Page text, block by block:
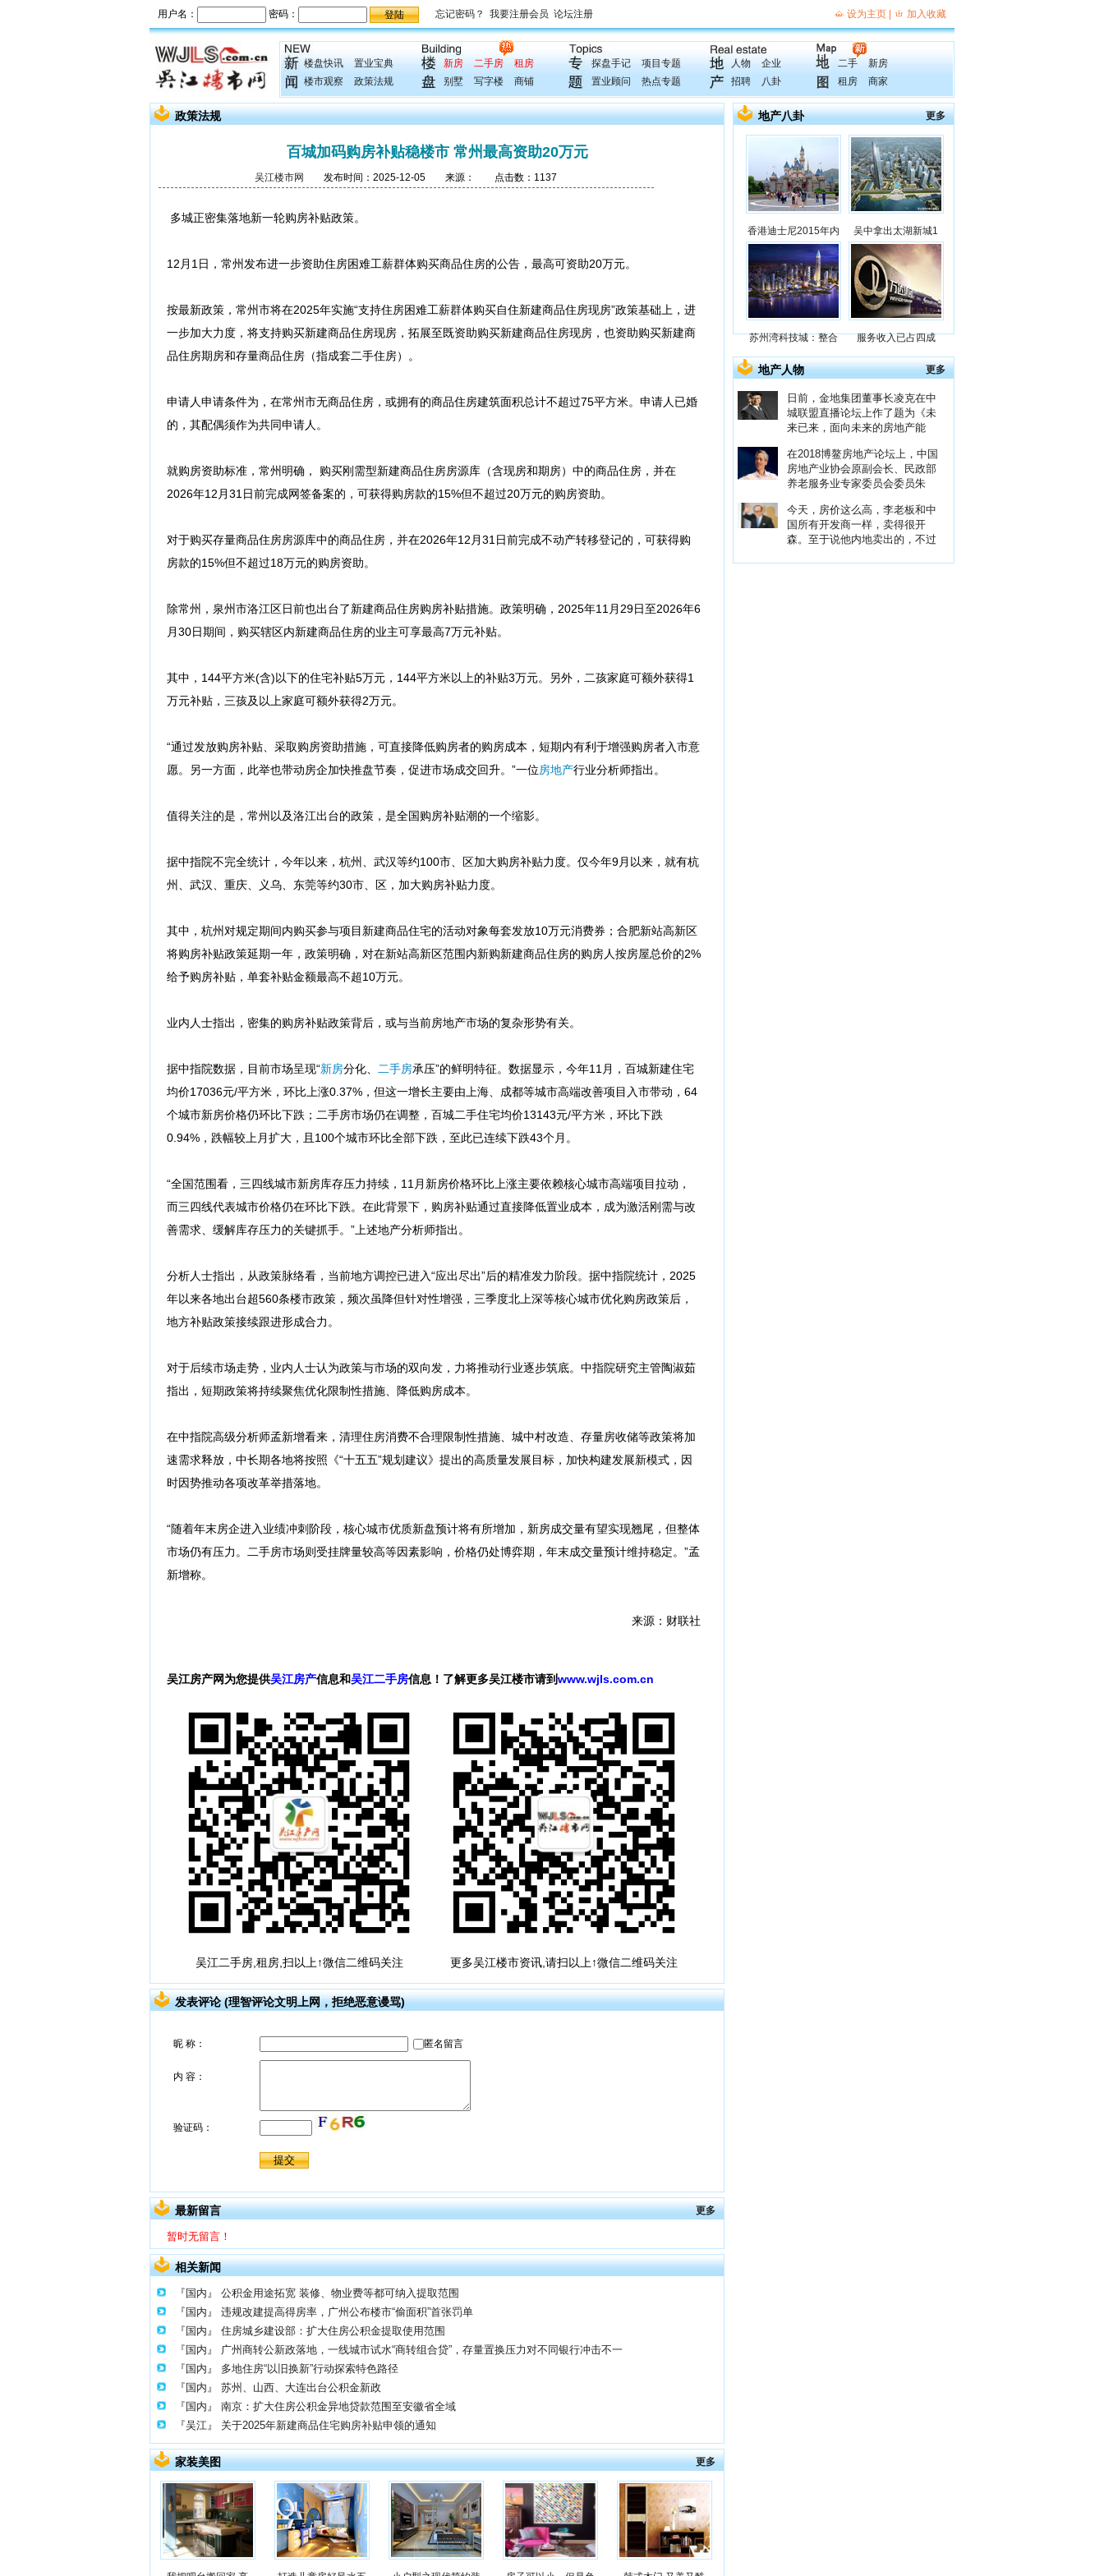
楼盘快讯
置业宝典
楼市观察
政策法规
新房 二手房
租房
别墅
写字楼 商铺
探盘手记
项目专题
置业顾问
热点专题
人物
企业
招聘
八卦
二手
新房
租房
商家
政策法规
百城加码购房补贴稳楼市 常州最高资助20万元
吴江楼市网 发布时间：2025-12-05 来源： 点击数：1137
多城正密集落地新一轮购房补贴政策。
12月1日，常州发布进一步资助住房困难工薪群体购买商品住房的公告，最高可资助20万元。
按最新政策，常州市将在2025年实施“支持住房困难工薪群体购买自住新建商品住房现房”政策基础上，进
一步加大力度，将支持购买新建商品住房现房，拓展至既资助购买新建商品住房现房，也资助购买新建商
品住房期房和存量商品住房（指成套二手住房）。
申请人申请条件为，在常州市无商品住房，或拥有的商品住房建筑面积总计不超过75平方米。申请人已婚
的，其配偶须作为共同申请人。
就购房资助标准，常州明确， 购买刚需型新建商品住房房源库（含现房和期房）中的商品住房，并在
2026年12月31日前完成网签备案的，可获得购房款的15%但不超过20万元的购房资助。
对于购买存量商品住房房源库中的商品住房，并在2026年12月31日前完成不动产转移登记的，可获得购
房款的15%但不超过18万元的购房资助。
除常州，泉州市洛江区日前也出台了新建商品住房购房补贴措施。政策明确，2025年11月29日至2026年6
月30日期间，购买辖区内新建商品住房的业主可享最高7万元补贴。
其中，144平方米(含)以下的住宅补贴5万元，144平方米以上的补贴3万元。另外，二孩家庭可额外获得1
万元补贴，三孩及以上家庭可额外获得2万元。
“通过发放购房补贴、采取购房资助措施，可直接降低购房者的购房成本，短期内有利于增强购房者入市意
愿。另一方面，此举也带动房企加快推盘节奏，促进市场成交回升。”一位房地产行业分析师指出。
值得关注的是，常州以及洛江出台的政策，是全国购房补贴潮的一个缩影。
据中指院不完全统计，今年以来，杭州、武汉等约100市、区加大购房补贴力度。仅今年9月以来，就有杭
州、武汉、重庆、义乌、东莞等约30市、区，加大购房补贴力度。
其中，杭州对规定期间内购买参与项目新建商品住宅的活动对象每套发放10万元消费券；合肥新站高新区
将购房补贴政策延期一年，政策明确，对在新站高新区范围内新购新建商品住房的购房人按房屋总价的2%
给予购房补贴，单套补贴金额最高不超10万元。
业内人士指出，密集的购房补贴政策背后，或与当前房地产市场的复杂形势有关。
据中指院数据，目前市场呈现“新房分化、 二手房承压”的鲜明特征。数据显示，今年11月，百城新建住宅
均价17036元/平方米，环比上涨0.37%，但这一增长主要由上海、成都等城市高端改善项目入市带动，64
个城市新房价格仍环比下跌；二手房市场仍在调整，百城二手住宅均价13143元/平方米，环比下跌
0.94%，跌幅较上月扩大，且100个城市环比全部下跌，至此已连续下跌43个月。
“全国范围看，三四线城市新房库存压力持续，11月新房价格环比上涨主要依赖核心城市高端项目拉动，
而三四线代表城市价格仍在环比下跌。在此背景下，购房补贴通过直接降低置业成本，成为激活刚需与改
善需求、缓解库存压力的关键抓手。”上述地产分析师指出。
分析人士指出，从政策脉络看，当前地方调控已进入“应出尽出”后的精准发力阶段。据中指院统计，2025
年以来各地出台超560条楼市政策，频次虽降但针对性增强，三季度北上深等核心城市优化购房政策后，
地方补贴政策接续跟进形成合力。
对于后续市场走势，业内人士认为政策与市场的双向发，力将推动行业逐步筑底。中指院研究主管陶淑茹
指出，短期政策将持续聚焦优化限制性措施、降低购房成本。
在中指院高级分析师孟新增看来，清理住房消费不合理限制性措施、城中村改造、存量房收储等政策将加
速需求释放，中长期各地将按照《“十五五”规划建议》提出的高质量发展目标，加快构建发展新模式，因
时因势推动各项改革举措落地。
“随着年末房企进入业绩冲刺阶段，核心城市优质新盘预计将有所增加，新房成交量有望实现翘尾，但整体
市场仍有压力。二手房市场则受挂牌量较高等因素影响，价格仍处博弈期，年末成交量预计维持稳定。”孟
新增称。
来源：财联社
吴江房产网为您提供吴江房产信息和吴江二手房信息！了解更多吴江楼市请到www.wjls.com.cn
吴江二手房,租房,扫以上↑微信二维码关注 更多吴江楼市资讯,请扫以上↑微信二维码关注
发表评论 (理智评论文明上网，拒绝恶意谩骂)
最新留言 更多
暂时无留言！
相关新闻
『国内』
公积金用途拓宽 装修、物业费等都可纳入提取范围
『国内』
违规改建提高得房率，广州公布楼市“偷面积”首张罚单
『国内』
住房城乡建设部：扩大住房公积金提取使用范围
『国内』
广州商转公新政落地，一线城市试水“商转组合贷”，存量置换压力对不同银行冲击不一
『国内』
多地住房“以旧换新”行动探索特色路径
『国内』
苏州、山西、大连出台公积金新政
『国内』
南京：扩大住房公积金异地贷款范围至安徽省全域
『吴江』
关于2025年新建商品住宅购房补贴申领的通知
家装美图 更多
地产八卦 更多
香港迪士尼2015年内 吴中拿出太湖新城1
苏州湾科技城：整合 服务收入已占四成
地产人物 更多
日前，金地集团董事长凌克在中
城联盟直播论坛上作了题为《未
来已来，面向未来的房地产能
在2018博鳌房地产论坛上，中国
房地产业协会原副会长、民政部
养老服务业专家委员会委员朱
今天，房价这么高，李老板和中
国所有开发商一样，卖得很开
森。至于说他内地卖出的，不过